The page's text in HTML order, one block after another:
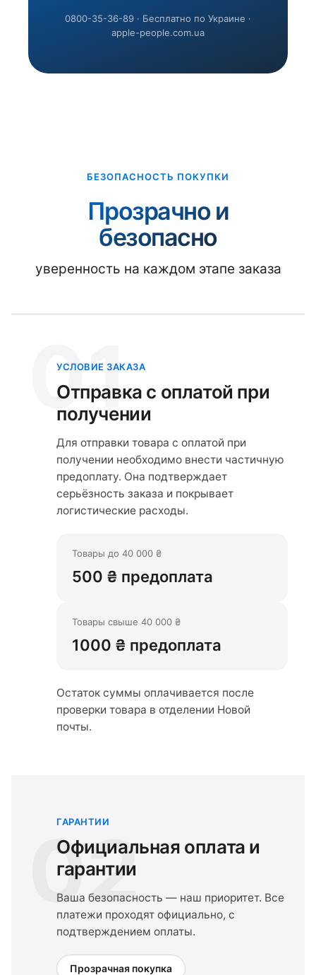
0800-35-36-89 · Бесплатно по Украине ·
apple-people.com.ua
БЕЗОПАСНОСТЬ ПОКУПКИ
Прозрачно и
безопасно
уверенность на каждом этапе заказа
01
УСЛОВИЕ ЗАКАЗА
Отправка с оплатой при
получении
Для отправки товара с оплатой при
получении необходимо внести частичную
предоплату. Она подтверждает
серьёзность заказа и покрывает
логистические расходы.
Товары до 40 000 ₴
500 ₴ предоплата
Товары свыше 40 000 ₴
1000 ₴ предоплата
Остаток суммы оплачивается после
проверки товара в отделении Новой
почты.
02
ГАРАНТИИ
Официальная оплата и
гарантии
Ваша безопасность — наш приоритет. Все
платежи проходят официально, с
подтверждением оплаты.
Прозрачная покупка